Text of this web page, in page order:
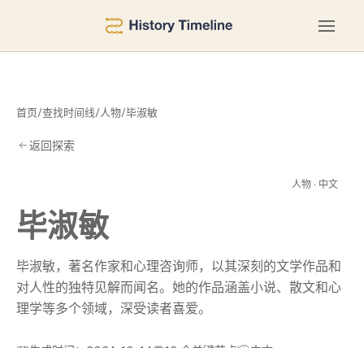
首页/查找时间线/人物/毕淑敏
返回探索
人物 · 中文
毕淑敏
毕淑敏，著名作家和心理咨询师，以其深刻的文学作品和
对人性的独特见解而闻名。她的作品涵盖小说、散文和心
理学等多个领域，深受读者喜爱。